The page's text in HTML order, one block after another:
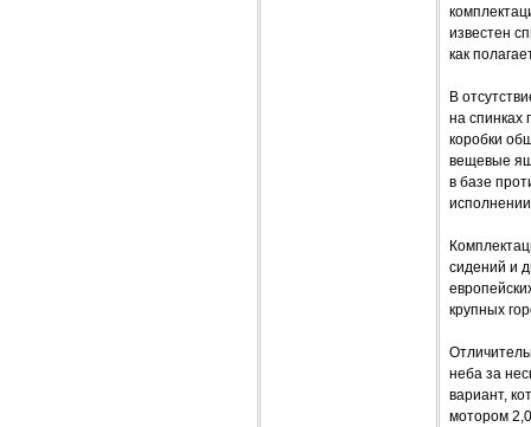
известен
как
В
на спинках
коробки
вещевые
в базе
сидений и
крупных
неба за
вариант,
мотором